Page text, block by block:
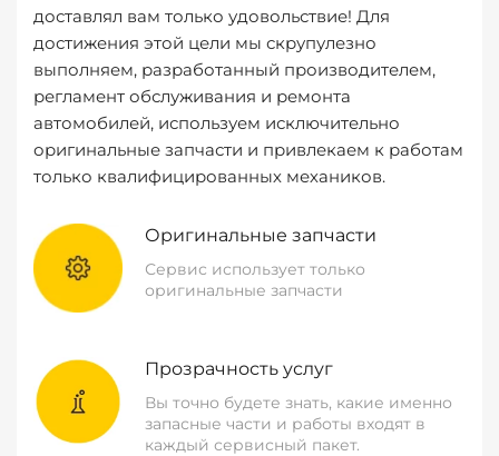
доставлял вам только удовольствие! Для
достижения этой цели мы скрупулезно
выполняем, разработанный производителем,
регламент обслуживания и ремонта
автомобилей, используем исключительно
оригинальные запчасти и привлекаем к работам
только квалифицированных механиков.
Оригинальные запчасти
Сервис использует только
оригинальные запчасти
Прозрачность услуг
Вы точно будете знать, какие именно
запасные части и работы входят в
каждый сервисный пакет.